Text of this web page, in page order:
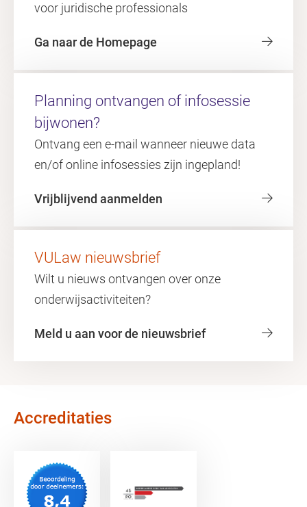
voor juridische professionals
Ga naar de Homepage
Planning ontvangen of infosessie
bijwonen?
Ontvang een e-mail wanneer nieuwe data
en/of online infosessies zijn ingepland!
Vrijblijvend aanmelden
VULaw nieuwsbrief
Wilt u nieuws ontvangen over onze
onderwijsactiviteiten?
Meld u aan voor de nieuwsbrief
Accreditaties